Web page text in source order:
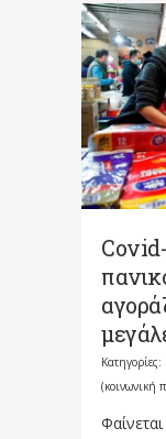
Covid-
Κατηγορίες:
(κοινωνική